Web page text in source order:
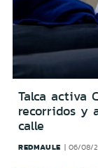
Talca activa
recorridos y
calle
REDMAULE 06/08/